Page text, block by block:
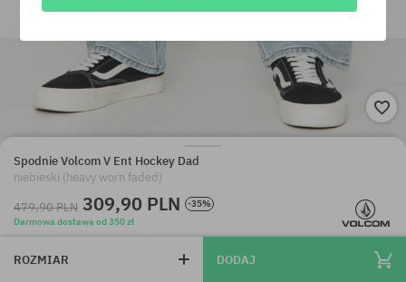
Spodnie Volcom V Ent Hockey Dad
niebieski (heavy worn faded)
479,90 PLN 309,90 PLN
-35%
Darmowa dostawa od 350 zł
ROZMIAR DODAJ